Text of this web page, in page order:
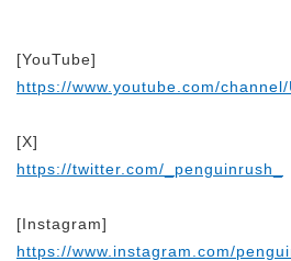
[YouTube]
https://www.youtube.com/
[X]
https://twitter.com/_penguinrush_
[Instagram]
https://www.instagram.com/